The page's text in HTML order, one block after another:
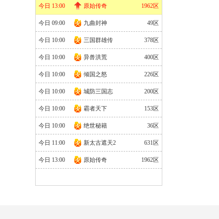
今日 13:00 原始传奇 1962区
今日 09:00 九曲封神 49区
今日 10:00 三国群雄传 378区
今日 10:00 异兽洪荒 400区
今日 10:00 倾国之怒 226区
今日 10:00 城防三国志 200区
今日 10:00 霸者天下 153区
今日 10:00 绝世秘籍 36区
今日 11:00 新太古遮天2 631区
今日 13:00 原始传奇 1962区